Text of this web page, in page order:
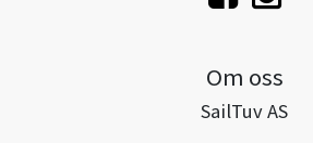
Om oss
SailTuv AS